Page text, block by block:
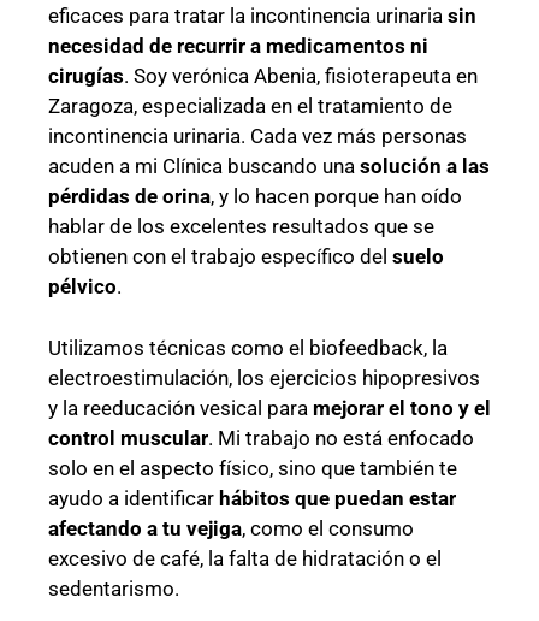
eficaces para tratar la incontinencia urinaria sin
necesidad de recurrir a medicamentos ni
cirugías. Soy verónica Abenia, fisioterapeuta en
Zaragoza, especializada en el tratamiento de
incontinencia urinaria. Cada vez más personas
acuden a mi Clínica buscando una solución a las
pérdidas de orina, y lo hacen porque han oído
hablar de los excelentes resultados que se
obtienen con el trabajo específico del suelo
pélvico.
Utilizamos técnicas como el biofeedback, la
electroestimulación, los ejercicios hipopresivos
y la reeducación vesical para mejorar el tono y el
control muscular. Mi trabajo no está enfocado
solo en el aspecto físico, sino que también te
ayudo a identificar hábitos que puedan estar
afectando a tu vejiga, como el consumo
excesivo de café, la falta de hidratación o el
sedentarismo.